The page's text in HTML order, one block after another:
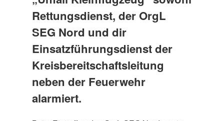
Rettungsdienst, der OrgL
SEG Nord und dir
Einsatzführungsdienst der
Kreisbereitschaftsleitung
neben der Feuerwehr
alarmiert.